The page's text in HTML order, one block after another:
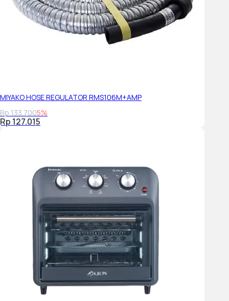
MIYAKO HOSE REGULATOR RMS106M+AMP
Rp 133.7005%
Rp 127.015